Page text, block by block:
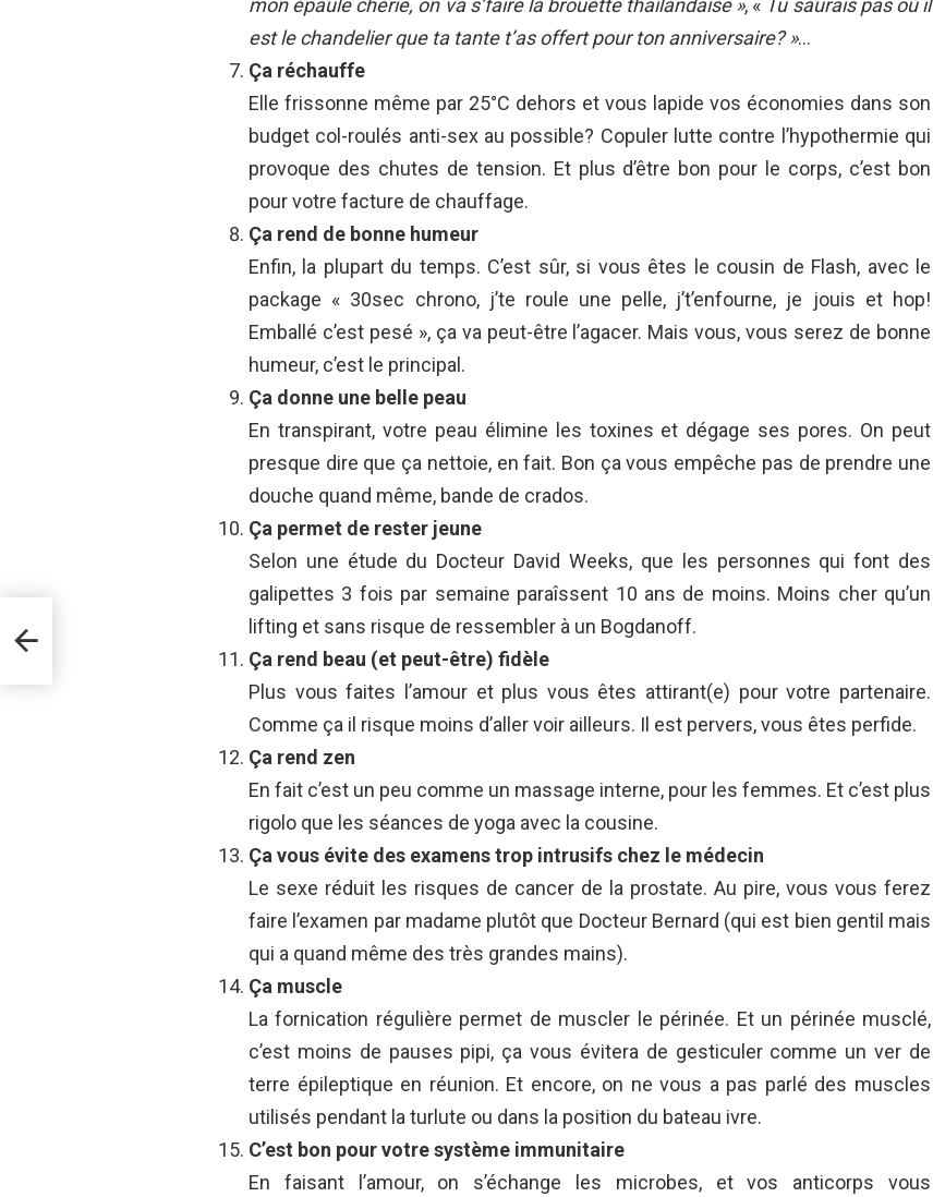
mon épaule chérie, on va s’faire la brouette thaïlandaise », « Tu saurais pas où il
est le chandelier que ta tante t’as offert pour ton anniversaire? »…
Ça réchauffe
Elle frissonne même par 25°C dehors et vous lapide vos économies dans son
budget col-roulés anti-sex au possible? Copuler lutte contre l’hypothermie qui
provoque des chutes de tension. Et plus d’être bon pour le corps, c’est bon
pour votre facture de chauffage.
Ça rend de bonne humeur
Enfin, la plupart du temps. C’est sûr, si vous êtes le cousin de Flash, avec le
package « 30sec chrono, j’te roule une pelle, j’t’enfourne, je jouis et hop!
Emballé c’est pesé », ça va peut-être l’agacer. Mais vous, vous serez de bonne
humeur, c’est le principal.
Ça donne une belle peau
En transpirant, votre peau élimine les toxines et dégage ses pores. On peut
presque dire que ça nettoie, en fait. Bon ça vous empêche pas de prendre une
douche quand même, bande de crados.
Ça permet de rester jeune
Selon une étude du Docteur David Weeks, que les personnes qui font des
galipettes 3 fois par semaine paraîssent 10 ans de moins. Moins cher qu’un
lifting et sans risque de ressembler à un Bogdanoff.
Ça rend beau (et peut-être) fidèle
Plus vous faites l’amour et plus vous êtes attirant(e) pour votre partenaire.
Comme ça il risque moins d’aller voir ailleurs. Il est pervers, vous êtes perfide.
Ça rend zen
En fait c’est un peu comme un massage interne, pour les femmes. Et c’est plus
rigolo que les séances de yoga avec la cousine.
Ça vous évite des examens trop intrusifs chez le médecin
Le sexe réduit les risques de cancer de la prostate. Au pire, vous vous ferez
faire l’examen par madame plutôt que Docteur Bernard (qui est bien gentil mais
qui a quand même des très grandes mains).
Ça muscle
La fornication régulière permet de muscler le périnée. Et un périnée musclé,
c’est moins de pauses pipi, ça vous évitera de gesticuler comme un ver de
terre épileptique en réunion. Et encore, on ne vous a pas parlé des muscles
utilisés pendant la turlute ou dans la position du bateau ivre.
C’est bon pour votre système immunitaire
En faisant l’amour, on s’échange les microbes, et vos anticorps vous